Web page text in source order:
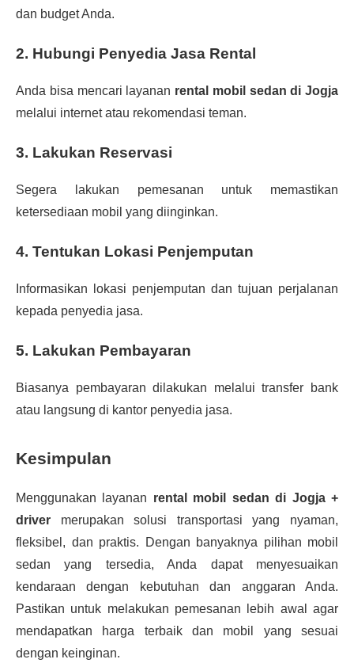
dan budget Anda.
2. Hubungi Penyedia Jasa Rental
Anda bisa mencari layanan rental mobil sedan di Jogja
melalui internet atau rekomendasi teman.
3. Lakukan Reservasi
Segera lakukan pemesanan untuk memastikan
ketersediaan mobil yang diinginkan.
4. Tentukan Lokasi Penjemputan
Informasikan lokasi penjemputan dan tujuan perjalanan
kepada penyedia jasa.
5. Lakukan Pembayaran
Biasanya pembayaran dilakukan melalui transfer bank
atau langsung di kantor penyedia jasa.
Kesimpulan
Menggunakan layanan rental mobil sedan di Jogja +
driver merupakan solusi transportasi yang nyaman,
fleksibel, dan praktis. Dengan banyaknya pilihan mobil
sedan yang tersedia, Anda dapat menyesuaikan
kendaraan dengan kebutuhan dan anggaran Anda.
Pastikan untuk melakukan pemesanan lebih awal agar
mendapatkan harga terbaik dan mobil yang sesuai
dengan keinginan.